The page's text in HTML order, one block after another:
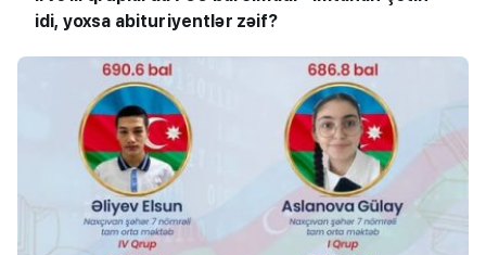
idi, yoxsa abituriyentlər zəif?